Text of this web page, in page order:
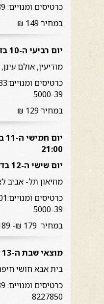
כרטיסים ומנויים: 1-700-5000-39
במחיר 149 ₪
יום רביעי ה-10 בדצמבר 2014
מודיעין, אולם עינן,
5000-39
במחיר 129 ₪
21:00
יום שישי ה-12 בדצמבר 2014 ב 21:30
מוזיאון תל- אביב
5000-39
במחיר 179 ₪- 189 ₪
מוצאי שבת ה-13 בדצמבר 2014
בית אבא חושי חיפה
8227850